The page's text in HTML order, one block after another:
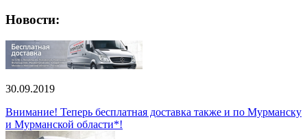
Новости:
30.09.2019
Внимание! Теперь бесплатная доставка также и по Мурманску
и Мурманской области*!